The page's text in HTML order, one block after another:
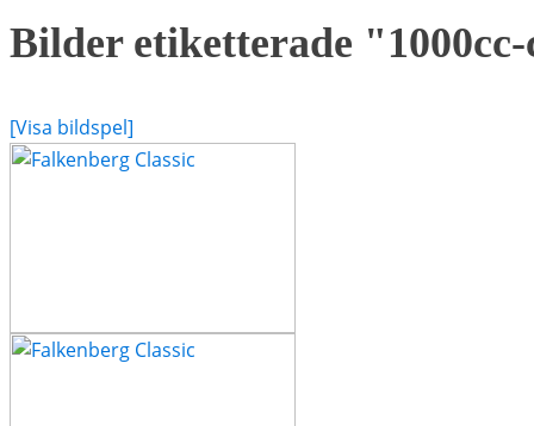
Bilder etiketterade
[Visa bildspel]